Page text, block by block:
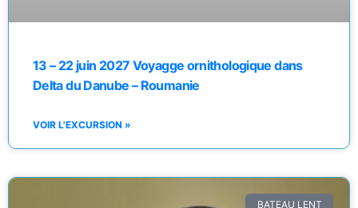
13 – 22 juin 2027 Voyagge ornithologique dans
Delta du Danube – Roumanie
VOIR L'EXCURSION »
BATEAU LENT